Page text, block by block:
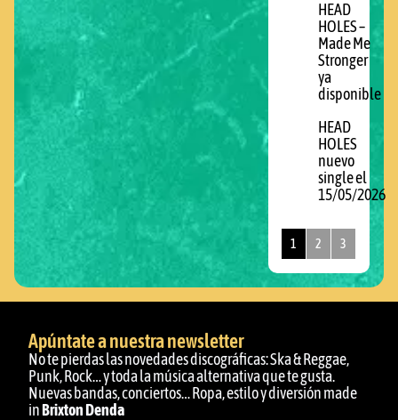
HEAD
HOLES –
Made Me
Stronger
ya
disponible
HEAD
HOLES
nuevo
single el
15/05/2026
1 2 3
Apúntate a nuestra newsletter
No te pierdas las novedades discográficas: Ska & Reggae,
Punk, Rock… y toda la música alternativa que te gusta.
Nuevas bandas, conciertos… Ropa, estilo y diversión made
in Brixton Denda